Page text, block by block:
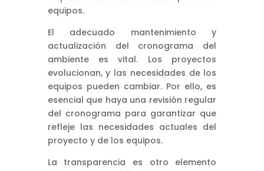
equipos.
El adecuado mantenimiento y
actualización del cronograma del
ambiente es vital. Los proyectos
evolucionan, y las necesidades de los
equipos pueden cambiar. Por ello, es
esencial que haya una revisión regular
del cronograma para garantizar que
refleje las necesidades actuales del
proyecto y de los equipos.
La transparencia es otro elemento